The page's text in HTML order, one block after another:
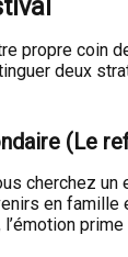
propre coin
deux
(Le
cherchez un
en famille
prime